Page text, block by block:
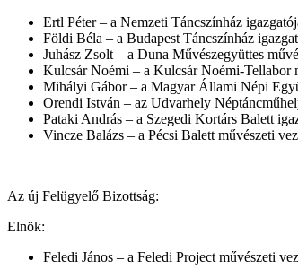
Ertl Péter – a Nemzeti Táncszínház
Földi Béla – a Budapest Táncszínház
Juhász Zsolt – a Duna Művészegyüttes
Kulcsár Noémi – a Kulcsár Noémi-Tellabor
Mihályi Gábor – a Magyar Állami Népi
Orendi István – az Udvarhely
Pataki András – a Szegedi Kortárs Balett
Vincze Balázs – a Pécsi Balett művészeti
Az új Felügyelő Bizottság:
Elnök:
Feledi János – a Feledi Project művészeti